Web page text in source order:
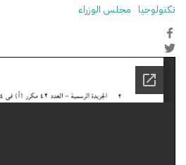
تكنولوجيا مجلس الوزراء